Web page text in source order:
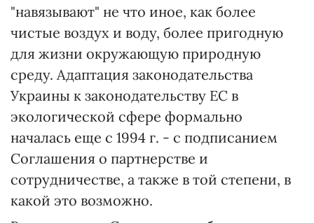
"навязывают" не что иное, как более
чистые воздух и воду, более пригодную
для жизни окружающую природную
среду. Адаптация законодательства
Украины к законодательству ЕС в
экологической сфере формально
началась еще с 1994 г. - с подписанием
Соглашения о партнерстве и
сотрудничестве, а также в той степени, в
какой это возможно.